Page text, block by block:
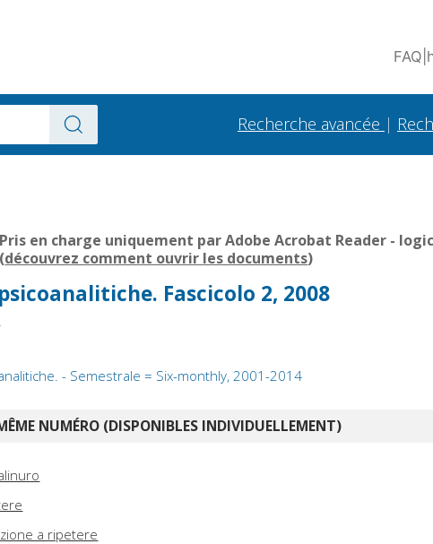
FAQ
Recherche avancée |
Pris en charge uniquement par Adobe Acrobat Reader -
(découvrez comment ouvrir les documents)
Fascicolo 2, 2008
- Semestrale = Six-monthly, 2001-2014
NUMÉRO (DISPONIBLES INDIVIDUELLEMENT)
a ripetere